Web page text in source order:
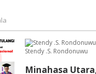
Stendy .S. Rondonuwu
Minahasa